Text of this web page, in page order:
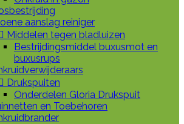
aanslag reiniger
Middelen tegen bladluizen
Bestrijdingsmiddel buxusmot en
buxusrups
Drukspuiten
Onderdelen Gloria Drukspuit
en Toebehoren